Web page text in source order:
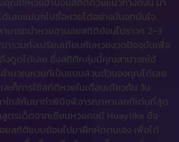
ด้เลขแม่นๆไปซื้อหวยได้อย่างมั่นอกมั่นใจ
มารถนำหวยฮานอยสถิติย้อนไปราวๆ 2-3
รวมทั้งเปรียบเทียบกับหวยงวดปัจจุบันเพื่อ
งดูดได้เลย ซึ่งสถิติกลุ่มนี้คุณสามารถใช้
ำนวณหวยที่เป็นแบบส่วนตัวของคุณได้เลย
ะก็การใช้สถิติหวยในเดือนเดียวกัน วัน
าใกล้กันมาทำพินิจพิจารณาหาเลขที่เด่นที่สุด
สูตรเด็ดจากเซียนหวยคนมี Huaylike ชื่อ
ยสถิติแบบย้อนไปมาฝึกหัดตนเอง เพื่อได้